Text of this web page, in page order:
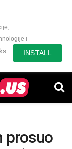
i
INSTALL
prosuo